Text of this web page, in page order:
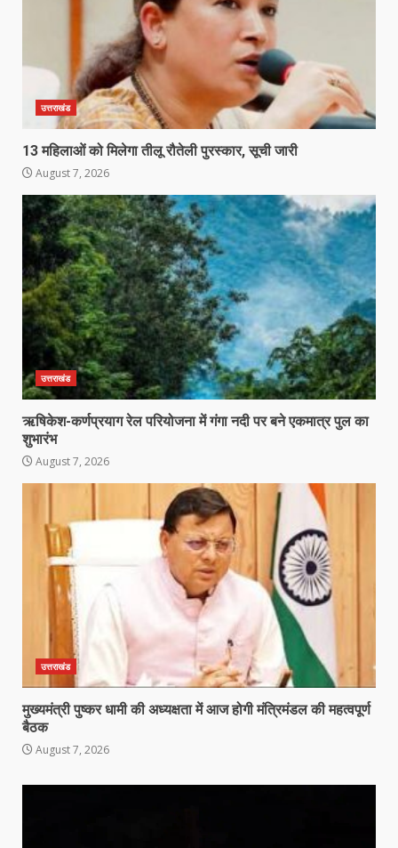
उत्तराखंड
13 महिलाओं को मिलेगा तीलू रौतेली पुरस्कार, सूची जारी
August 7, 2026
उत्तराखंड
ऋषिकेश-कर्णप्रयाग रेल परियोजना में गंगा नदी पर बने एकमात्र पुल का
शुभारंभ
August 7, 2026
उत्तराखंड
मुख्यमंत्री पुष्कर धामी की अध्यक्षता में आज होगी मंत्रिमंडल की महत्वपूर्ण
बैठक
August 7, 2026